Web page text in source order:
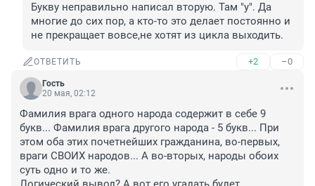
Букву неправильно написал вторую. Там "у". Да
многие до сих пор, а кто-то это делает постоянно и
не прекращает вовсе,не хотят из цикла выходить.
ОТВЕТИТЬ +2 –0
Гость
20 мая, 02:12
Фамилия врага одного народа содержит в себе 9
букв... Фамилия врага другого народа - 5 букв... При
этом оба этих почетнейших гражданина, во-первых,
враги СВОИХ народов... А во-вторых, народы обоих
суть одно и то же.